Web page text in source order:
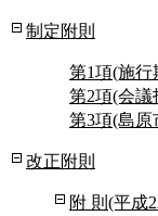
制定附則
第1項(施行
第2項(会議
第3項(島
改正附則
附 則(平成